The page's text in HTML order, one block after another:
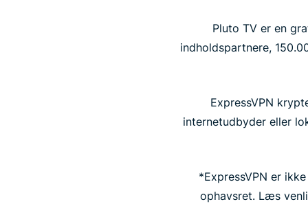
Pluto TV er en
indholdspartnere,
ExpressVPN
internetudbyder eller
*ExpressVPN er
ophavsret. Læs